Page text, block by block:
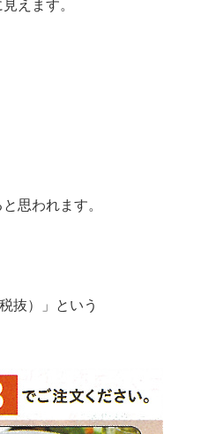
えます。
思われます。
抜）」という